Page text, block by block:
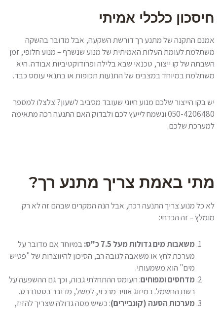
חיסכון כלכלי אמיתי
אמנם התקנה של מתנע רך דורשת השקעה, אבל מדובר בהשקה
משתלמת לעומת העלות האמיתית של מנוע שנשרף – מנוע חלופי, זמן
השבתה של קו ייצור, טכנאי שבא בלילה ופרודוקטיביות אבודה. היא
משתלמת במיוחד במצבים של התנעות תכופות או בתנאי עומס כבד.
יש בקו הייצור שלכם מנוע חיוני שעובד מסביב לשעון? צלצלו למספר
050-4206480 ונשמח לייעץ לכם ולבדוק האם התנעה רכה מתאימה
למערכת שלכם.
מתי באמת צריך מתנע רך?
לא כל מנוע צריך התנעה רכה, אבל הנה המקרים שבהם זה לא רק
מומלץ – זה הכרחי:
משאבות מים גדולות מעל 7.5 כ"ס:
במיוחד אם מדובר על
מערכת לחץ או משאבה לגובה רב, הסיכון להיווצרות של "פטיש
מים" הוא משמעותי.
מדחסים ומפוחים: העומס ההתחלתי גבוה, וכך גם ההשפעה על
רשת החשמל. במיזוג אוויר מרכזי, למשל, מדובר בסטנדרט.
מערכות הסעה (קונביירים): כשיש מסה גדולה שצריך להזיז,